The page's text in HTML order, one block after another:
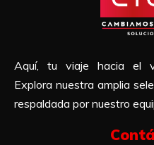
Aquí, tu viaje hacia el
Explora nuestra amplia
respaldada por nuestro